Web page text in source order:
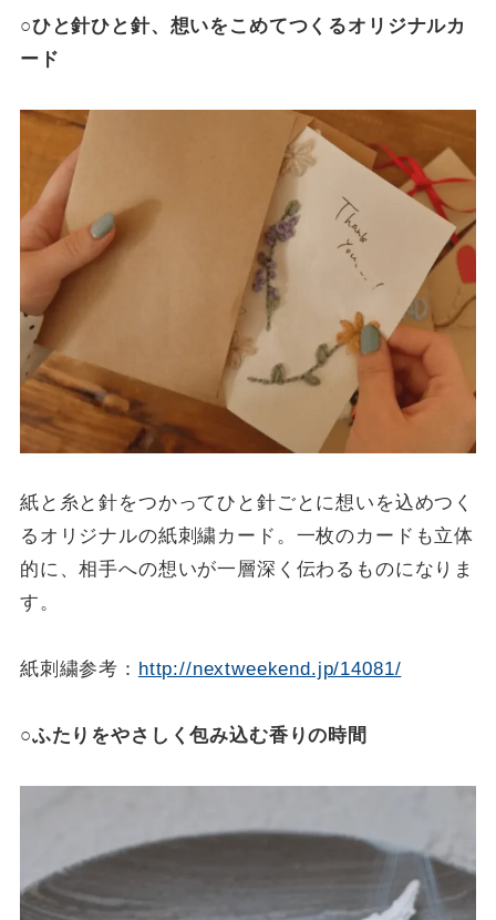
○ひと針ひと針、想いをこめてつくるオリジナルカ
ード
紙と糸と針をつかってひと針ごとに想いを込めつく
るオリジナルの紙刺繍カード。一枚のカードも立体
的に、相手への想いが一層深く伝わるものになりま
す。
紙刺繍参考： http://nextweekend.jp/14081/
○ふたりをやさしく包み込む香りの時間